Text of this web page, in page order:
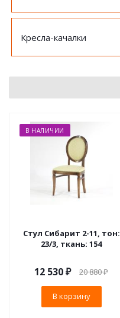
Кресла-качалки
В НАЛИЧИИ
Стул Сибарит 2-11, тон:
23/3, ткань: 154
12 530₽ 20 880₽
В корзину